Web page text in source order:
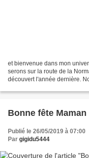
et bienvenue dans mon
serons sur la route de la
découvert l'année dernière.
Bonne fête Maman
Publié le 26/05/2019 à 07:00
Par gigidu5444